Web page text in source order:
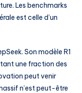
Les benchmarks
est celle d’un
Son modèle R1
une fraction des
peut venir
n’est peut-être